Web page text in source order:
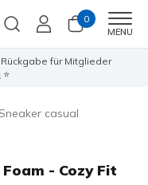
0
MENU
für Mitglieder
⭐
Sneaker casual
- Cozy Fit